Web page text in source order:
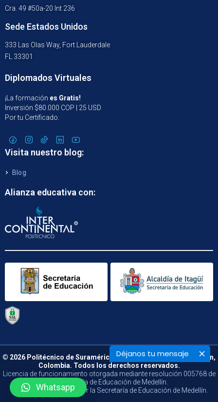
Déjanos tu mensaje
Cra. 49 #50a-20 Int 236
Sede Estados Unidos
333 Las Olas Way, Fort Lauderdale
FL 33301
Diplomados Virtuales
¡La formación es Gratis!
Inversión $80.000 COP | 25 USD
Por tu Certificado.
Visita nuestro blog:
Blog
Alianza educativa con:
© 2026 Politécnico de Suramérica. Calle 48 B N° 66 – 09. Medellín,
Colombia. Todos los derechos reservados.
Licencia de funcionamiento otorgada mediante resolución 005768 de
la Secretaría de Educación de Medellín.
Vigilado y Controlado por la Secretaría de Educación de Medellín.
Whatsapp